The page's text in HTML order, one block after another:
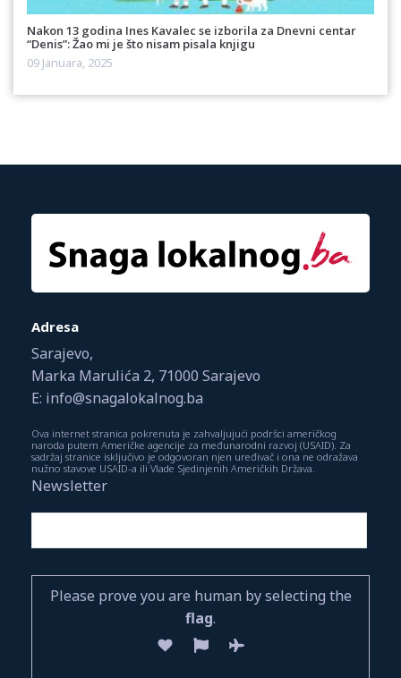
Nakon 13 godina Ines Kavalec se izborila za Dnevni centar
“Denis”: Žao mi je što nisam pisala knjigu
09 Januara, 2025
Adresa
Sarajevo,
Marka Marulića 2, 71000 Sarajevo
E: info@snagalokalnog.ba
Ova internet stranica pokrenuta je zahvaljujući podršci američkog
naroda putem Američke agencije za međunarodni razvoj (USAID). Za
sadržaj stranice isključivo je odgovoran njen uređivač i ona ne odražava
nužno stavove USAID-a ili Vlade Sjedinjenih Američkih Država.
Newsletter
Please prove you are human by selecting the
flag.